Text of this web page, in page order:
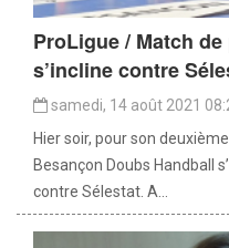
ProLigue / Match
s’incline contre
samedi, 14 août 2021
Hier soir, pour son
Besançon Doubs Handball
contre Sélestat. A...